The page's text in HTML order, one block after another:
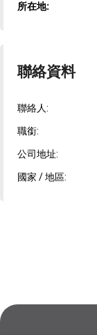
所在地:
聯絡資料
聯絡人:
職銜:
公司地址:
國家 / 地區: